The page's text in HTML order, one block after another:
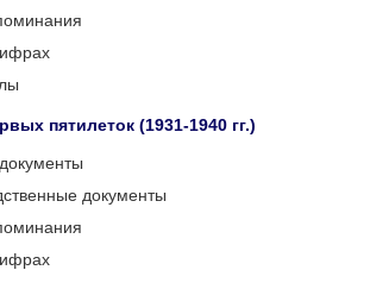
пятилеток (1931-1940 гг.)
документы